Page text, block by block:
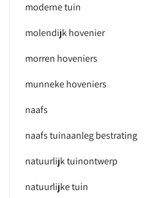
moderne tuin
molendijk hovenier
morren hoveniers
munneke hoveniers
naafs
naafs tuinaanleg bestrating
natuurlijk tuinontwerp
natuurlijke tuin